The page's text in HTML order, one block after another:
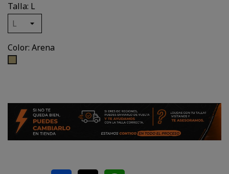
Talla: L
Color: Arena